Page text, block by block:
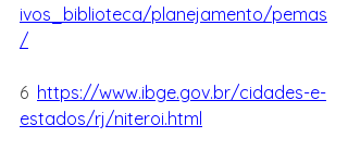
ivos_biblioteca/planejamento/pemas
/
6 https://www.ibge.gov.br/cidades-e-
estados/rj/niteroi.html